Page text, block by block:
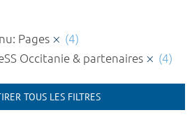
Pages
(4)
Occitanie & partenaires
(4)
TOUS LES FILTRES